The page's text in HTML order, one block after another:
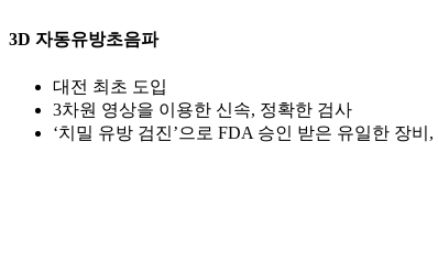
3D 자동유방초음파
대전 최초 도입
3차원 영상을 이용한 신속, 정확한 검사
‘치밀 유방 검진’으로 FDA 승인 받은 유일한 장비